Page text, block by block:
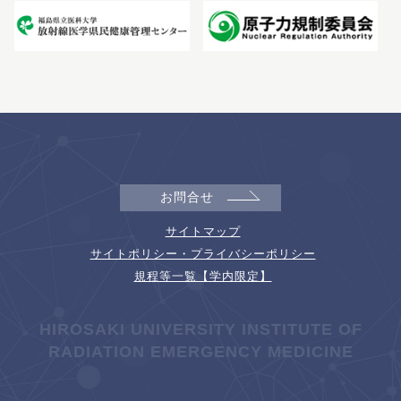
お問合せ
サイトマップ
サイトポリシー・プライバシーポリシー
規程等一覧【学内限定】
HIROSAKI UNIVERSITY INSTITUTE OF
RADIATION EMERGENCY MEDICINE